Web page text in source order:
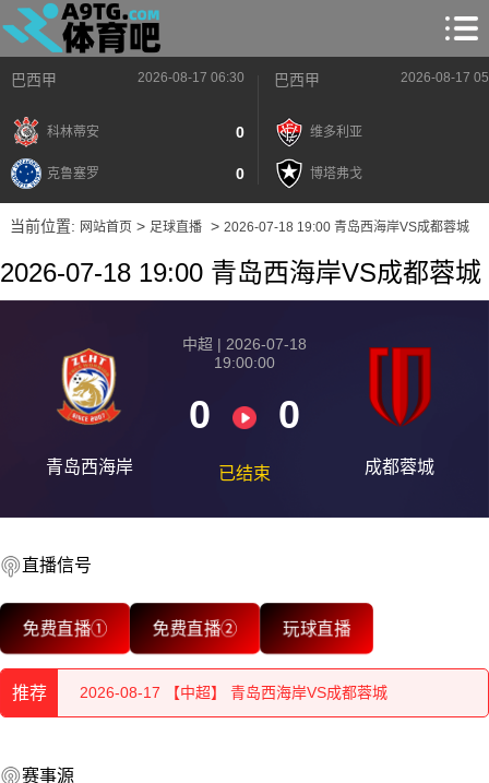
巴西甲 2026-08-17 06:30
科林蒂安 0
克鲁塞罗 0
巴西甲 2026-08-17
维多利亚
博塔弗戈
当前位置: 网站首页> 足球直播> 2026-07-18 19:00 青岛西海岸VS成都蓉城
2026-07-18 19:00 青岛西海岸VS成都蓉城
青岛西海岸
中超 | 2026-07-18
19:00:00
0 0
已结束 成都蓉城
直播信号
免费直播① 免费直播② 玩球直播
推荐
2026-08-17 【中超】 青岛西海岸VS成都蓉城
2026-08-17 【中超】 青岛西海岸VS成都蓉城
赛事源